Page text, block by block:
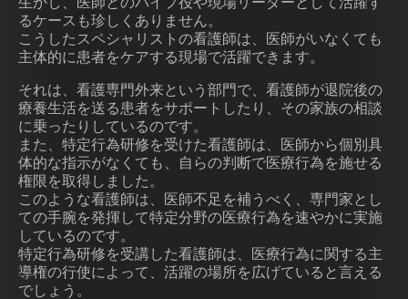
るケースも珍しくありません。
こうしたスペシャリストの看護師は、医師がいなくても
主体的に患者をケアする現場で活躍できます。
それは、看護専門外来という部門で、看護師が退院後の
療養生活を送る患者をサポートしたり、その家族の相談
に乗ったりしているのです。
また、特定行為研修を受けた看護師は、医師から個別具
体的な指示がなくても、自らの判断で医療行為を施せる
権限を取得しました。
このような看護師は、医師不足を補うべく、専門家とし
ての手腕を発揮して特定分野の医療行為を速やかに実施
しているのです。
特定行為研修を受講した看護師は、医療行為に関する主
導権の行使によって、活躍の場所を広げていると言える
でしょう。